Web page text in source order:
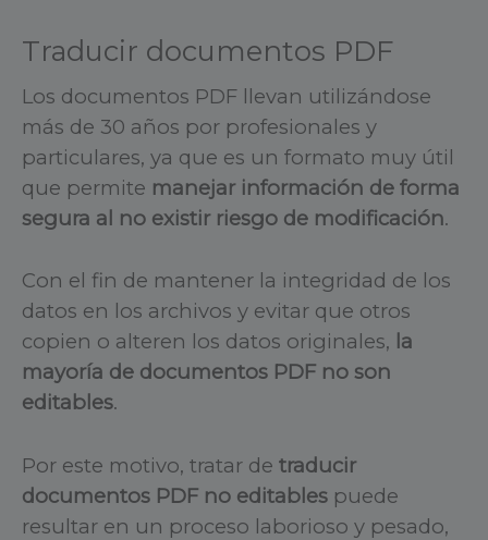
Traducir documentos PDF
Los documentos PDF llevan utilizándose
más de 30 años por profesionales y
particulares, ya que es un formato muy útil
que permite manejar información de forma
segura al no existir riesgo de modificación.
Con el fin de mantener la integridad de los
datos en los archivos y evitar que otros
copien o alteren los datos originales, la
mayoría de documentos PDF no son
editables.
Por este motivo, tratar de traducir
documentos PDF no editablespuede
resultar en un proceso laborioso y pesado,